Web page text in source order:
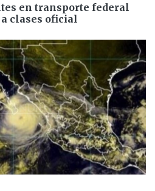
en transporte federal
clases oficial